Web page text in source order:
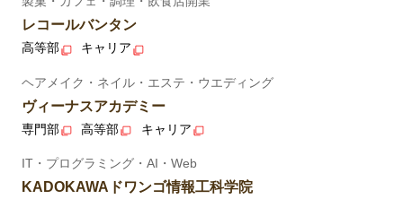
レコールバンタン
高等部 キャリア
ヘアメイク・ネイル・エステ・ウエディング
ヴィーナスアカデミー
専門部 高等部 キャリア
IT・プログラミング・AI・Web
KADOKAWAドワンゴ情報工科学院